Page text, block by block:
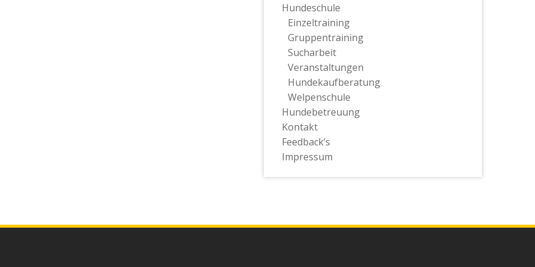
Hundeschule
Einzeltraining
Gruppentraining
Sucharbeit
Veranstaltungen
Hundekaufberatung
Welpenschule
Hundebetreuung
Kontakt
Feedback’s
Impressum